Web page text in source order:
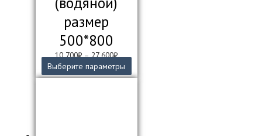
размер
500*800
10 700₽–27 600₽
Выберите параметры
товар